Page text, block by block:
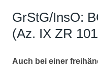
GrStG/InsO:
(Az. IX ZR
Auch bei einer